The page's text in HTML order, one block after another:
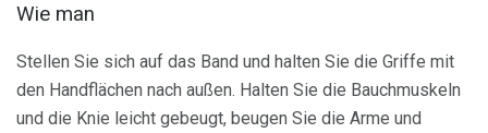
Wie man
Stellen Sie sich auf das Band und halten Sie die Griffe mit
den Handflächen nach außen. Halten Sie die Bauchmuskeln
und die Knie leicht gebeugt, beugen Sie die Arme und